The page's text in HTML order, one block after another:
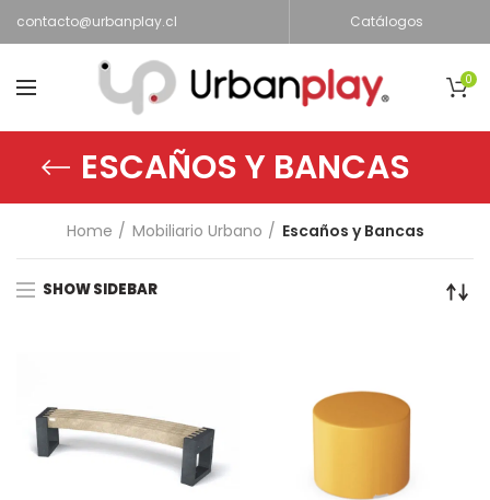
contacto@urbanplay.cl Catálogos
0
ESCAÑOS Y BANCAS
Home Mobiliario Urbano Escaños y Bancas
SHOW SIDEBAR